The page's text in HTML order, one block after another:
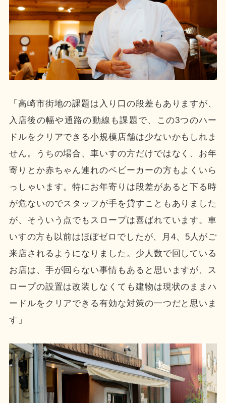
「高崎市街地の課題は入り口の段差もありますが、
入店後の幅や通路の動線も課題で、この3つのハー
ドルをクリアできる小規模店舗は少ないかもしれま
せん。うちの場合、車いすの方だけではなく、お年
寄りとか赤ちゃん連れのベビーカーの方もよくいら
っしゃいます。特にお年寄りは段差があると下る時
が危ないのでスタッフが手を貸すこともありました
が、そういう点でもスロープは喜ばれています。車
いすの方も以前はほぼゼロでしたが、月4、5人がご
来店されるようになりました。少人数で回している
お店は、手が回らない事情もあると思いますが、ス
ロープの設置は改装しなくても建物は現状のままハ
ードルをクリアできる有効な対策の一つだと思いま
す」